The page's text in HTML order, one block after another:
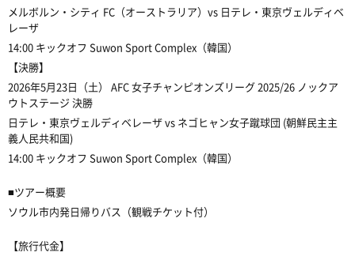
メルボルン・シティ FC（オーストラリア）vs 日テレ・東京ヴェルディベ
レーザ
14:00 キックオフ Suwon Sport Complex（韓国）
【決勝】
2026年5月23日（土） AFC 女子チャンピオンズリーグ 2025/26 ノックア
ウトステージ 決勝
日テレ・東京ヴェルディベレーザ vs ネゴヒャン女子蹴球団 (朝鮮民主主
義人民共和国)
14:00 キックオフ Suwon Sport Complex（韓国）
■ツアー概要
ソウル市内発日帰りバス（観戦チケット付）
【旅行代金】